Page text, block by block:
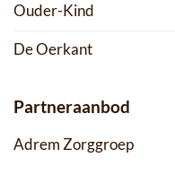
Ouder-Kind
De Oerkant
Partneraanbod
Adrem Zorggroep